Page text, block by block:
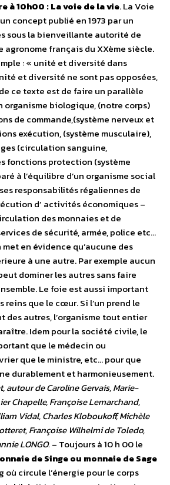
à 10h00 : La voie de la vie. La Voie
concept publié en 1973 par un
sous la bienveillante autorité de
agronome français du XXème siècle.
: « unité et diversité dans
et diversité ne sont pas opposées,
ce texte est de faire un parallèle
organisme biologique, (notre corps)
de commande,(système nerveux et
exécution, (système musculaire),
(circulation sanguine,
fonctions protection (système
à l’équilibre d’un organisme social
responsabilités régaliennes de
d’ activités économiques –
des monnaies et de
de sécurité, armée, police etc…
en évidence qu’aucune des
à une autre. Par exemple aucun
dominer les autres sans faire
Le foie est aussi important
reins que le cœur. Si l’un prend le
des autres, l’organisme tout entier
Idem pour la société civile, le
que le médecin ou
que le ministre, etc… pour que
durablement et harmonieusement.
autour de Caroline Gervais, Marie-
Chapelle, Françoise Lemarchand,
Vidal, Charles Kloboukoff, Michèle
Françoise Wilhelmi de Toledo,
LONGO.– Toujours à 10 h 00 le
de Singe ou monnaie de Sage
où circule l’énergie pour le corps